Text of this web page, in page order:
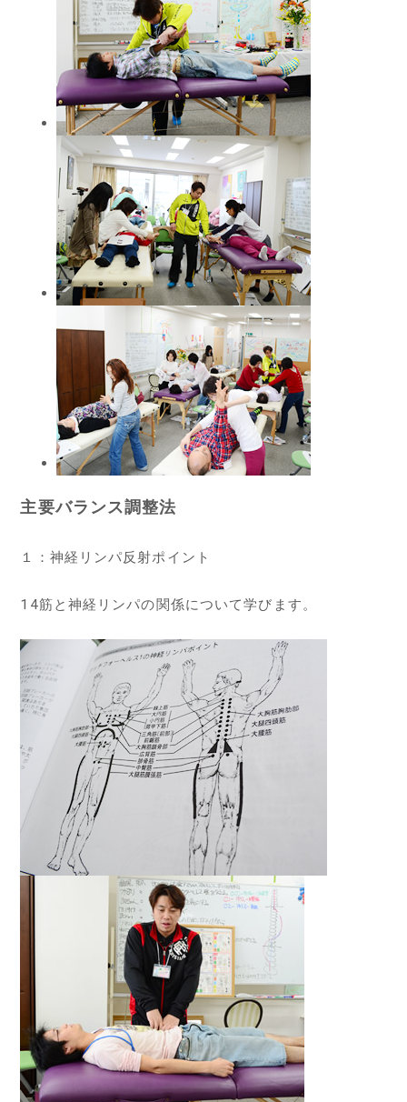
主要バランス調整法
１：神経リンパ反射ポイント
14筋と神経リンパの関係について学びます。